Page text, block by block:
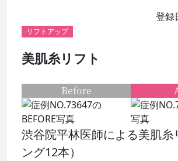
登録
リフトアップ
美肌糸リフト
渋谷院平林医師による美肌糸
ング12本）
Before